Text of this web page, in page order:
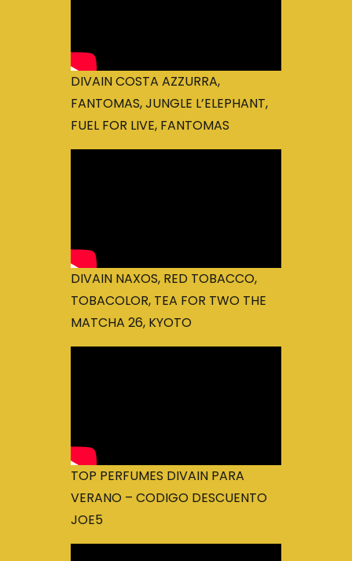
DIVAIN COSTA AZZURRA,
FANTOMAS, JUNGLE L’ELEPHANT,
FUEL FOR LIVE, FANTOMAS
DIVAIN NAXOS, RED TOBACCO,
TOBACOLOR, TEA FOR TWO THE
MATCHA 26, KYOTO
TOP PERFUMES DIVAIN PARA
VERANO – CODIGO DESCUENTO
JOE5